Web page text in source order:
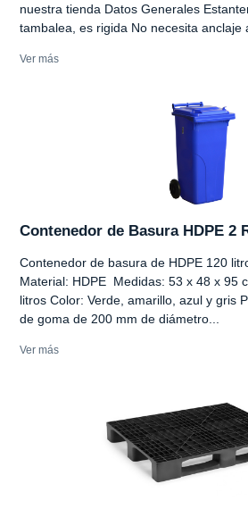
nuestra tienda Datos Generales
tambalea, es rigida No necesita anclaje
Ver más
Contenedor de Basura HDPE 2
Contenedor de basura de HDPE 120
Material: HDPE Medidas: 53 x 48 x 95
litros Color: Verde, amarillo, azul y gris
de goma de 200 mm de diámetro...
Ver más